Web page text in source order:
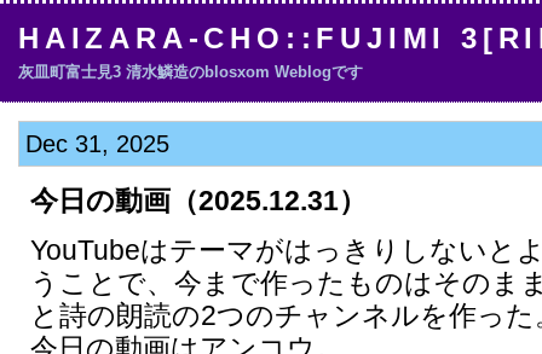
HAIZARA-CHO::FUJIMI
灰皿町富士見3 清水鱗造のblosxom Weblogです
Dec 31, 2025
今日の動画（2025.12.31）
YouTubeはテーマがはっきりしないと
うことで、今まで作ったものはそのま
と詩の朗読の2つのチャンネルを作った